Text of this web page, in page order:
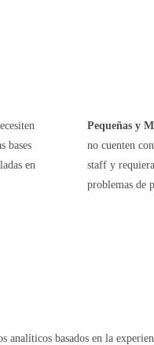
bases
en
Pequeñas y
no cuenten
staff y
problemas de
basados en la